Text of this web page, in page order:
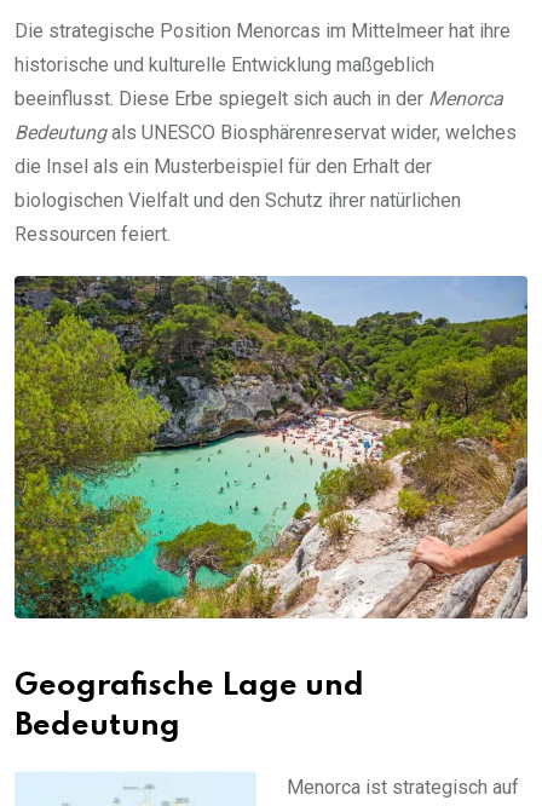
Die strategische Position Menorcas im Mittelmeer hat ihre
historische und kulturelle Entwicklung maßgeblich
beeinflusst. Diese Erbe spiegelt sich auch in der Menorca
Bedeutungals UNESCO Biosphärenreservat wider, welches
die Insel als ein Musterbeispiel für den Erhalt der
biologischen Vielfalt und den Schutz ihrer natürlichen
Ressourcen feiert.
Geografische Lage und
Bedeutung
Menorca ist strategisch auf